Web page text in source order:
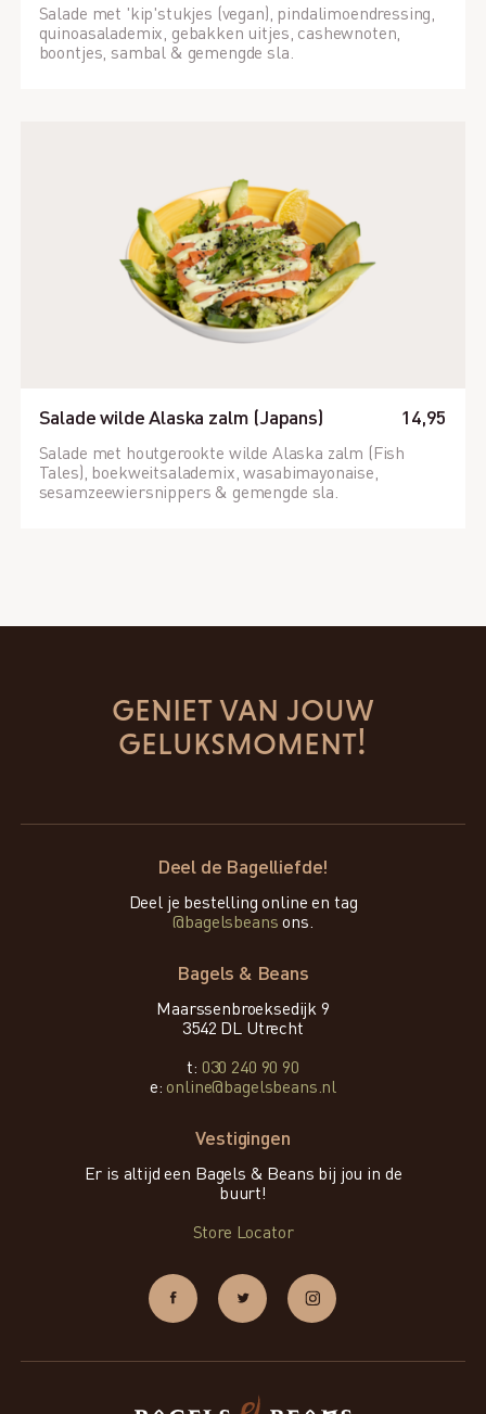
Salade met 'kip'stukjes (vegan), pindalimoendressing,
quinoasalademix, gebakken uitjes, cashewnoten,
boontjes, sambal & gemengde sla.
Salade wilde Alaska zalm (Japans) 14,95
Salade met houtgerookte wilde Alaska zalm (Fish
Tales), boekweitsalademix, wasabimayonaise,
sesamzeewiersnippers & gemengde sla.
geniet van jouw
geluksmoment!
Deel de Bagelliefde!
Deel je bestelling online en tag
@bagelsbeans ons.
Bagels & Beans
Maarssenbroeksedijk 9
3542 DL Utrecht
t: 030 240 90 90
e: online@bagelsbeans.nl
Vestigingen
Er is altijd een Bagels & Beans bij jou in de
buurt!
Store Locator